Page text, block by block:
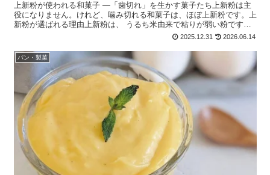
上新粉が使われる和菓子 ―「歯切れ」を生かす菓子たち上新粉は主
役になりません。けれど、噛み切れる和菓子は、ほぼ上新粉です。上
新粉が選ばれる理由上新粉は、 うるち米由来で粘りが弱い粉です。
そのため、・ 伸びない・ 歯切れがよい・ 時間が経つと...
2025.12.31 2026.06.14
パン・製菓